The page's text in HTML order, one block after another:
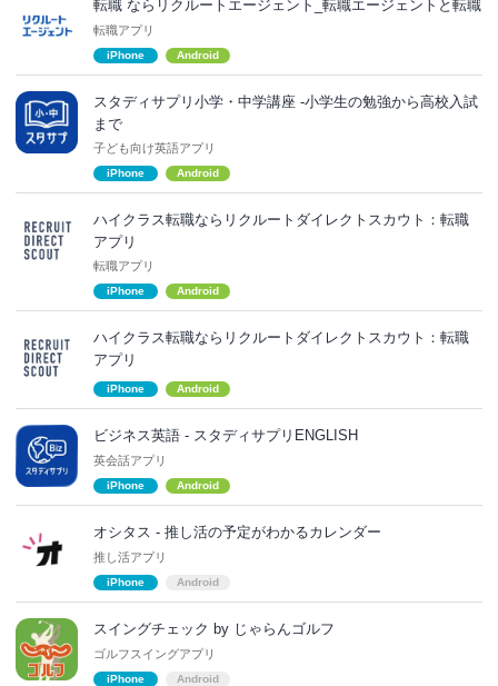
転職 ならリクルートエージェント_転職エージェントと転職
転職アプリ
iPhone Android
スタディサプリ小学・中学講座 -小学生の勉強から高校入試
まで
子ども向け英語アプリ
iPhone Android
ハイクラス転職ならリクルートダイレクトスカウト：転職
アプリ
転職アプリ
iPhone Android
ハイクラス転職ならリクルートダイレクトスカウト：転職
アプリ
iPhone Android
ビジネス英語 - スタディサプリENGLISH
英会話アプリ
iPhone Android
オシタス - 推し活の予定がわかるカレンダー
推し活アプリ
iPhone Android
スイングチェック by じゃらんゴルフ
ゴルフスイングアプリ
iPhone Android